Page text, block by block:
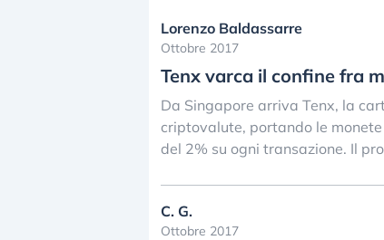
Lorenzo Baldassarre
Ottobre 2017
Tenx varca il confine fra
Da Singapore arriva Tenx, la
criptovalute, portando le
del 2% su ogni transazione. Il
C. G.
Ottobre 2017